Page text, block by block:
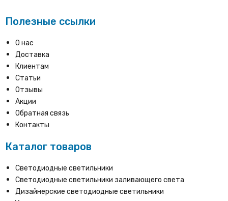
Полезные ссылки
О нас
Доставка
Клиентам
Статьи
Отзывы
Акции
Обратная связь
Контакты
Каталог товаров
Светодиодные светильники
Светодиодные светильники заливающего света
Дизайнерские светодиодные светильники